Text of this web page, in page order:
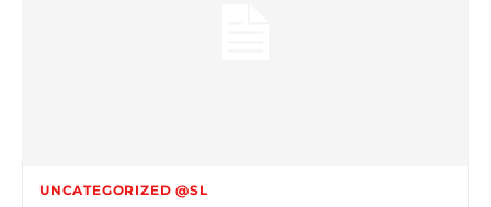
UNCATEGORIZED @SL